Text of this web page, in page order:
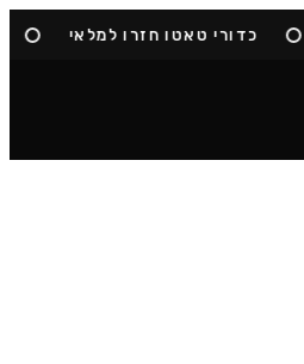
כדורי טאטו חזרו למלאי